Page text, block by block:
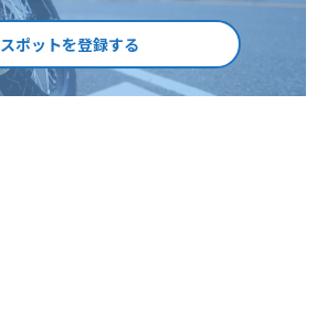
スポットを登録する